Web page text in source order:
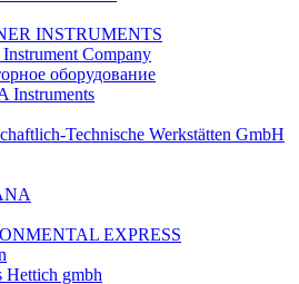
INSTRUMENTS
Company
оборудование
Instruments
Technische Werkstätten GmbH
EXPRESS
Hettich gmbh